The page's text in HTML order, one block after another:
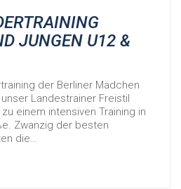
JUNGEN U12 &
der Berliner Mädchen
Landestrainer Freistil
einem intensiven Training in
Zwanzig der besten
die…